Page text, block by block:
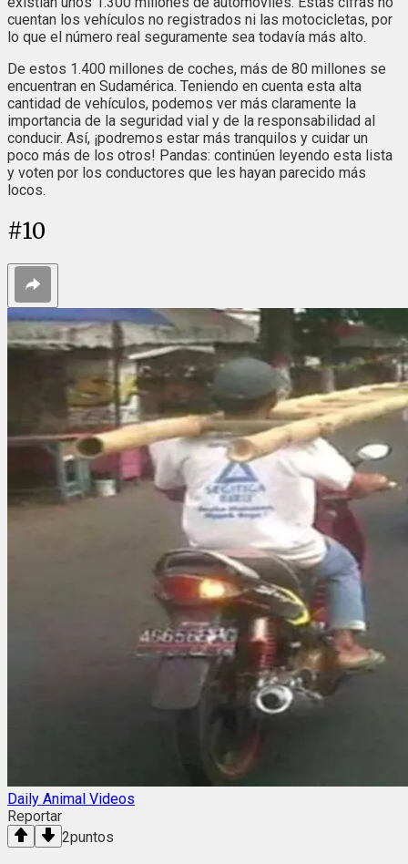
cuentan los vehículos no registrados ni las motocicletas, por
lo que el número real seguramente sea todavía más alto.
De estos 1.400 millones de coches, más de 80 millones se
encuentran en Sudamérica. Teniendo en cuenta esta alta
cantidad de vehículos, podemos ver más claramente la
importancia de la seguridad vial y de la responsabilidad al
conducir. Así, ¡podremos estar más tranquilos y cuidar un
poco más de los otros! Pandas: continúen leyendo esta lista
y voten por los conductores que les hayan parecido más
locos.
#10
Daily Animal Videos
Reportar
2puntos